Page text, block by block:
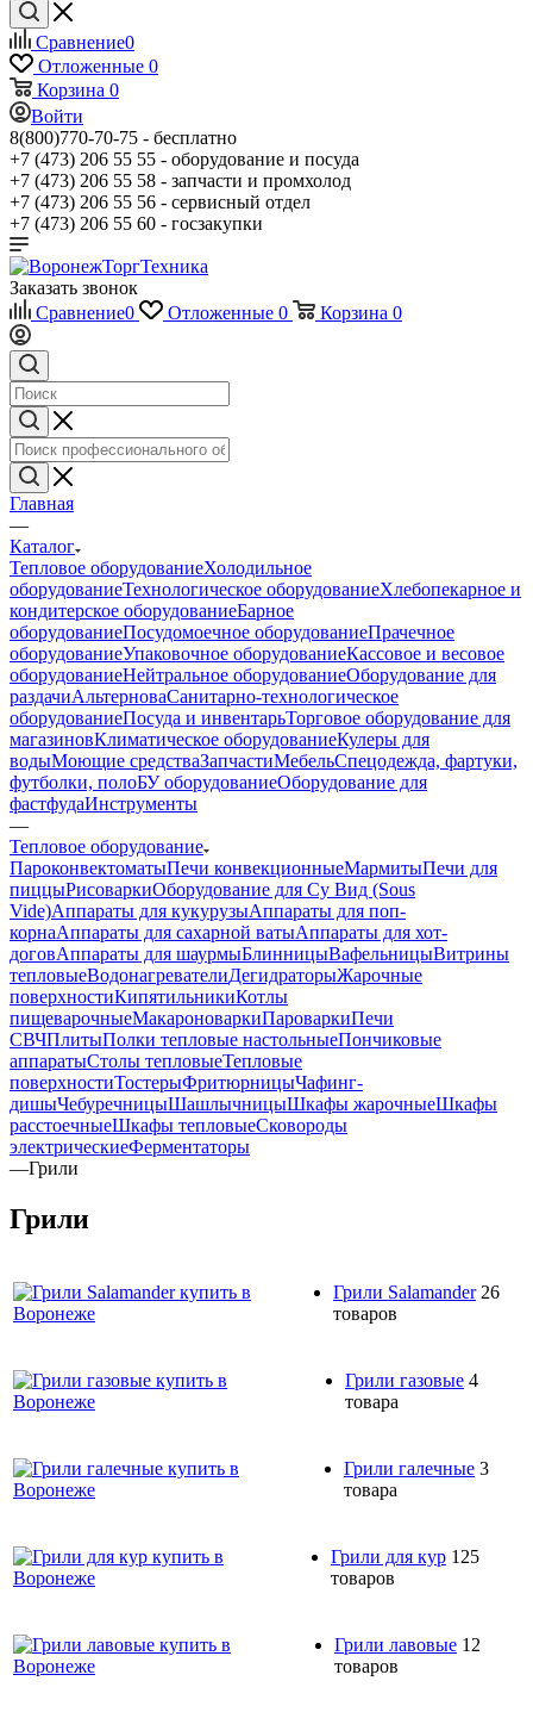
Сравнение0
Отложенные 0
Корзина 0
Войти
8(800)770-70-75 - бесплатно
+7 (473) 206 55 55 - оборудование и посуда
+7 (473) 206 55 58 - запчасти и промхолод
+7 (473) 206 55 56 - сервисный отдел
+7 (473) 206 55 60 - госзакупки
Заказать звонок
Сравнение0 Отложенные 0 Корзина 0
Главная
—
Каталог
Тепловое оборудованиеХолодильное
оборудованиеТехнологическое оборудованиеХлебопекарное и
кондитерское оборудованиеБарное
оборудованиеПосудомоечное оборудованиеПрачечное
оборудованиеУпаковочное оборудованиеКассовое и весовое
оборудованиеНейтральное оборудованиеОборудование для
раздачиАльтерноваСанитарно-технологическое
оборудованиеПосуда и инвентарьТорговое оборудование для
магазиновКлиматическое оборудованиеКулеры для
водыМоющие средстваЗапчастиМебельСпецодежда, фартуки,
футболки, полоБУ оборудованиеОборудование для
фастфудаИнструменты
—
Тепловое оборудование
ПароконвектоматыПечи конвекционныеМармитыПечи для
пиццыРисоваркиОборудование для Су Вид (Sous
Vide)Аппараты для кукурузыАппараты для поп-
корнаАппараты для сахарной ватыАппараты для хот-
договАппараты для шаурмыБлинницыВафельницыВитрины
тепловыеВодонагревателиДегидраторыЖарочные
поверхностиКипятильникиКотлы
пищеварочныеМакароноваркиПароваркиПечи
СВЧПлитыПолки тепловые настольныеПончиковые
аппаратыСтолы тепловыеТепловые
поверхностиТостерыФритюрницыЧафинг-
дишыЧебуречницыШашлычницыШкафы жарочныеШкафы
расстоечныеШкафы тепловыеСковороды
электрическиеФерментаторы
—Грили
Грили
Грили Salamander 26
товаров
Грили газовые 4
товара
Грили галечные 3
товара
Грили для кур 125
товаров
Грили лавовые 12
товаров